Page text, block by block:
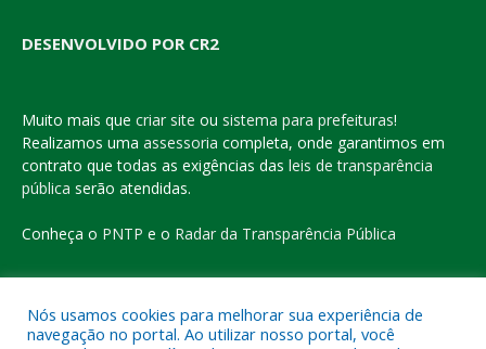
DESENVOLVIDO POR CR2
Muito mais que criar site ou sistema para prefeituras!
Realizamos uma assessoria completa, onde garantimos em
contrato que todas as exigências das leis de transparência
pública serão atendidas.
Conheça o PNTP e o Radar da Transparência Pública
Todos os direitos reservados a Prefeitura Municipal de Eldorado
Nós usamos cookies para melhorar sua experiência de
navegação no portal. Ao utilizar nosso portal, você